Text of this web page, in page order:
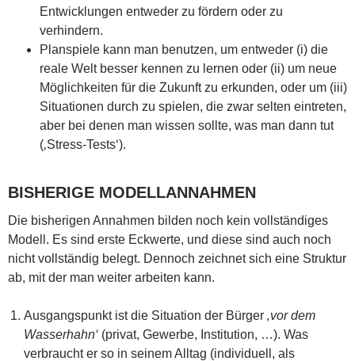
Entwicklungen entweder zu fördern oder zu
verhindern.
Planspiele kann man benutzen, um entweder (i) die
reale Welt besser kennen zu lernen oder (ii) um neue
Möglichkeiten für die Zukunft zu erkunden, oder um (iii)
Situationen durch zu spielen, die zwar selten eintreten,
aber bei denen man wissen sollte, was man dann tut
(‚Stress-Tests‘).
BISHERIGE MODELLANNAHMEN
Die bisherigen Annahmen bilden noch kein vollständiges
Modell. Es sind erste Eckwerte, und diese sind auch noch
nicht vollständig belegt. Dennoch zeichnet sich eine Struktur
ab, mit der man weiter arbeiten kann.
Ausgangspunkt ist die Situation der Bürger ‚vor dem
Wasserhahn‘ (privat, Gewerbe, Institution, …). Was
verbraucht er so in seinem Alltag (individuell, als